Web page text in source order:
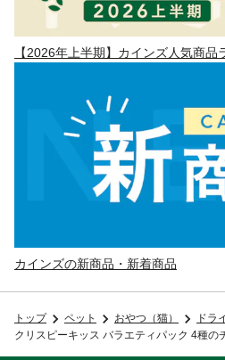
【2026年上半期】カインズ人気商品
カインズの新商品・新着商品
トップ ペット おやつ（猫）
ドラ
クリスピーキッス バラエティパック 4種の